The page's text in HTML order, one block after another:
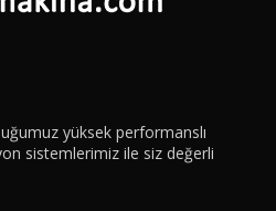
yüksek performanslı
sistemlerimiz ile siz değerli